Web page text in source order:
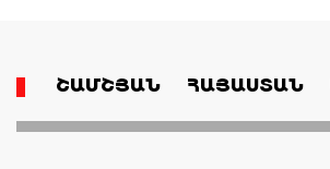
ՇԱՄՇՅԱՆ ՀԱՅԱՍՏԱՆ